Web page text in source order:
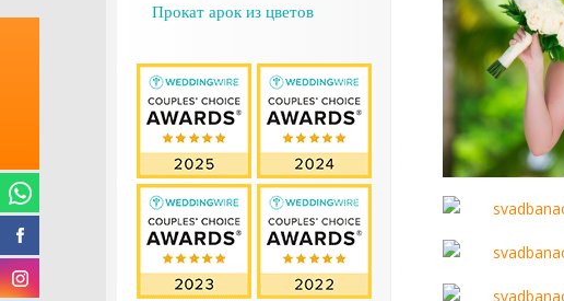
Прокат арок из цветов